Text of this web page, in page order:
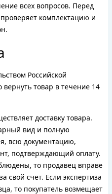
всех вопросов. Перед
комплектацию и
Российской
товар в течение 14
доставку товара.
вид и полную
всю документацию,
подтверждающий оплату.
то продавец вправе
свой счет. Если экспертиза
то покупатель возмещает